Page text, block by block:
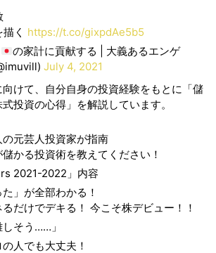
く https://t.co/gixpdAe5b5
の家計に貢献する | 大義あるエンゲ
July 4, 2021
けて、自分自身の投資経験をもとに「儲
投資の心得」を解説しています。
の元芸人投資家が指南
かる投資術を教えてください！
2021-2022」内容
」が全部わかる！
だけでデキる！ 今こそ株デビュー！！
しそう……」
人でも大丈夫！